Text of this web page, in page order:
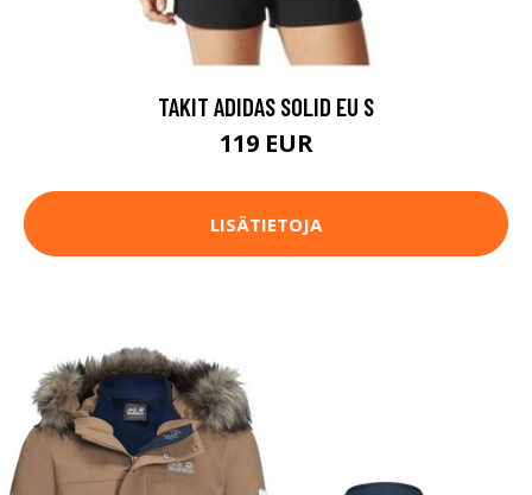
TAKIT ADIDAS SOLID EU S
119 EUR
LISÄTIETOJA